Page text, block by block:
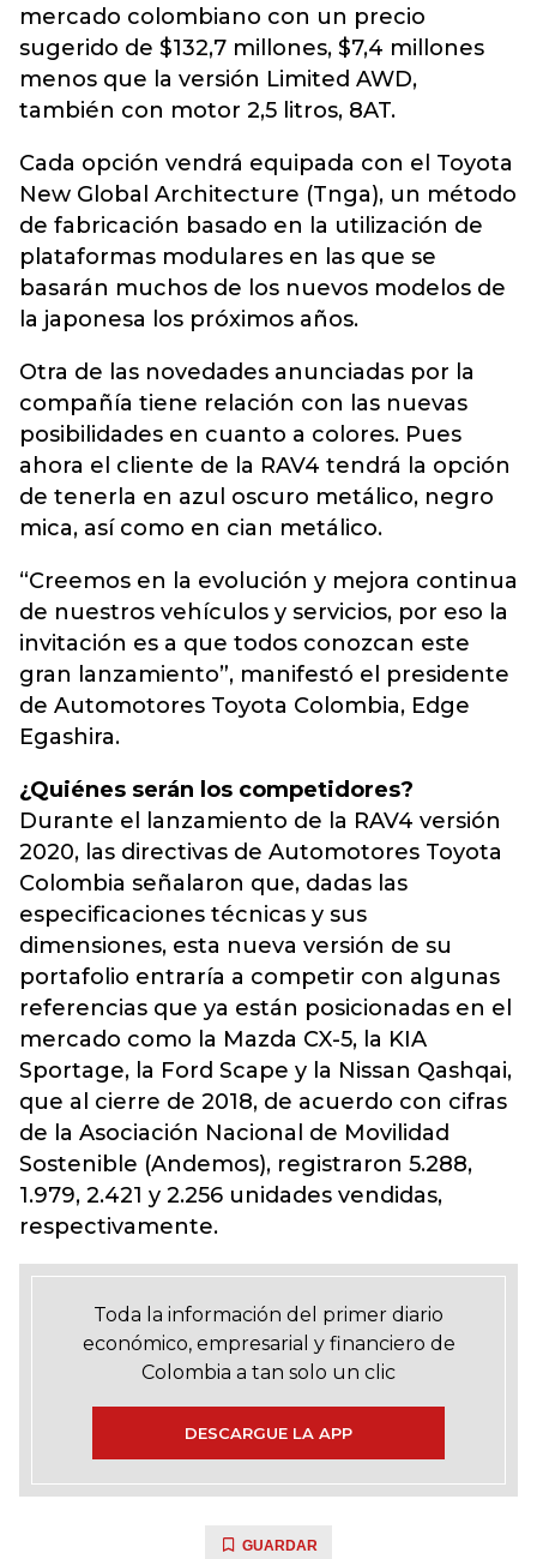
mercado colombiano con un precio
sugerido de $132,7 millones, $7,4 millones
menos que la versión Limited AWD,
también con motor 2,5 litros, 8AT.
Cada opción vendrá equipada con el Toyota
New Global Architecture (Tnga), un método
de fabricación basado en la utilización de
plataformas modulares en las que se
basarán muchos de los nuevos modelos de
la japonesa los próximos años.
Otra de las novedades anunciadas por la
compañía tiene relación con las nuevas
posibilidades en cuanto a colores. Pues
ahora el cliente de la RAV4 tendrá la opción
de tenerla en azul oscuro metálico, negro
mica, así como en cian metálico.
“Creemos en la evolución y mejora continua
de nuestros vehículos y servicios, por eso la
invitación es a que todos conozcan este
gran lanzamiento”, manifestó el presidente
de Automotores Toyota Colombia, Edge
Egashira.
¿Quiénes serán los competidores?
Durante el lanzamiento de la RAV4 versión
2020, las directivas de Automotores Toyota
Colombia señalaron que, dadas las
especificaciones técnicas y sus
dimensiones, esta nueva versión de su
portafolio entraría a competir con algunas
referencias que ya están posicionadas en el
mercado como la Mazda CX-5, la KIA
Sportage, la Ford Scape y la Nissan Qashqai,
que al cierre de 2018, de acuerdo con cifras
de la Asociación Nacional de Movilidad
Sostenible (Andemos), registraron 5.288,
1.979, 2.421 y 2.256 unidades vendidas,
respectivamente.
Toda la información del primer diario
económico, empresarial y financiero de
Colombia a tan solo un clic
DESCARGUE LA APP
GUARDAR